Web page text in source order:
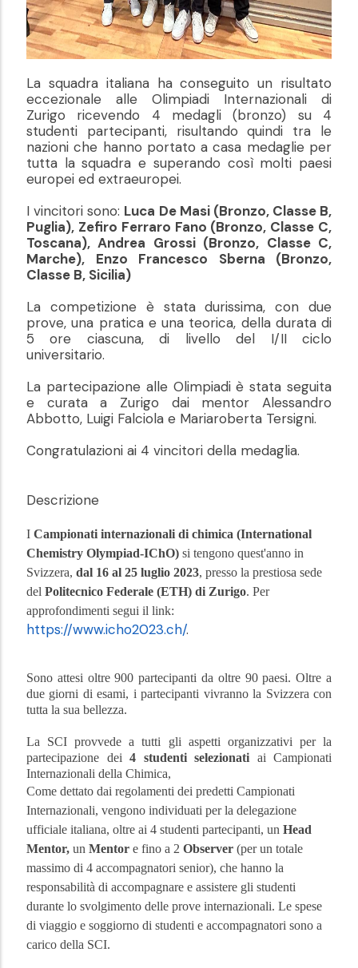
La squadra italiana ha conseguito un risultato
eccezionale alle Olimpiadi Internazionali di
Zurigo ricevendo 4 medagli (bronzo) su 4
studenti partecipanti, risultando quindi tra le
nazioni che hanno portato a casa medaglie per
tutta la squadra e superando così molti paesi
europei ed extraeuropei.
I vincitori sono: Luca De Masi (Bronzo, Classe B,
Puglia), Zefiro Ferraro Fano (Bronzo, Classe C,
Toscana), Andrea Grossi (Bronzo, Classe C,
Marche), Enzo Francesco Sberna (Bronzo,
Classe B, Sicilia)
La competizione è stata durissima, con due
prove, una pratica e una teorica, della durata di
5 ore ciascuna, di livello del I/II ciclo
universitario.
La partecipazione alle Olimpiadi è stata seguita
e curata a Zurigo dai mentor Alessandro
Abbotto, Luigi Falciola e Mariaroberta Tersigni.
Congratulazioni ai 4 vincitori della medaglia.
Descrizione
I Campionati internazionali di chimica (International
Chemistry Olympiad-IChO) si tengono quest'anno in
Svizzera, dal 16 al 25 luglio 2023, presso la prestiosa sede
del Politecnico Federale (ETH) di Zurigo. Per
approfondimenti segui il link:
https://www.icho2023.ch/.
Sono attesi oltre 900 partecipanti da oltre 90 paesi. Oltre a
due giorni di esami, i partecipanti vivranno la Svizzera con
tutta la sua bellezza.
La SCI provvede a tutti gli aspetti organizzativi per la
partecipazione dei 4 studenti selezionati ai Campionati
Internazionali della Chimica,
Come dettato dai regolamenti dei predetti Campionati
Internazionali, vengono individuati per la delegazione
ufficiale italiana, oltre ai 4 studenti partecipanti, un Head
Mentor, un Mentor e fino a 2 Observer (per un totale
massimo di 4 accompagnatori senior), che hanno la
responsabilità di accompagnare e assistere gli studenti
durante lo svolgimento delle prove internazionali. Le spese
di viaggio e soggiorno di studenti e accompagnatori sono a
carico della SCI.